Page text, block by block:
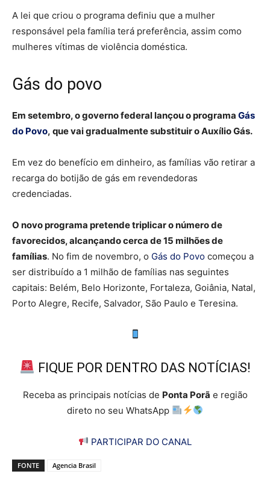
A lei que criou o programa definiu que a mulher
responsável pela família terá preferência, assim como
mulheres vítimas de violência doméstica.
Gás do povo
Em setembro, o governo federal lançou o programa Gás
do Povo, que vai gradualmente substituir o Auxílio Gás.
Em vez do benefício em dinheiro, as famílias vão retirar a
recarga do botijão de gás em revendedoras
credenciadas.
O novo programa pretende triplicar o número de
favorecidos, alcançando cerca de 15 milhões de
famílias. No fim de novembro, o Gás do Povo começou a
ser distribuído a 1 milhão de famílias nas seguintes
capitais: Belém, Belo Horizonte, Fortaleza, Goiânia, Natal,
Porto Alegre, Recife, Salvador, São Paulo e Teresina.
FIQUE POR DENTRO DAS NOTÍCIAS!
Receba as principais notícias de Ponta Porã e região
direto no seu WhatsApp
PARTICIPAR DO CANAL
FONTE Agencia Brasil